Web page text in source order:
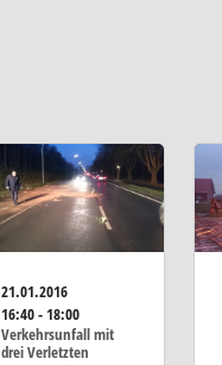
21.01.2016
16:40 - 18:00
Verkehrsunfall mit
drei Verletzten